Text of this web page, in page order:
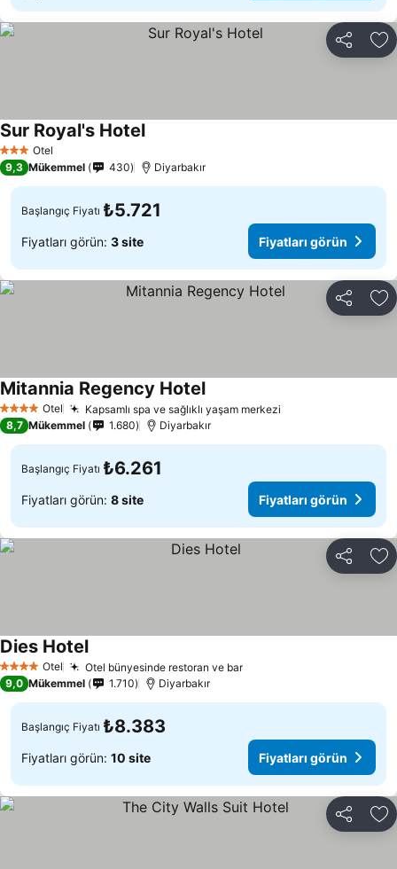
Paylaş
3 YıldızOtel
Sur Royal's HotelFiyatları görün
9,3 Mükemmel 430 Diyarbakır
Başlangıç Fiyatı ₺5.721
Fiyatları görün: 3 site Fiyatları görün
Paylaş
4 Yıldız Otel Kapsamlı spa ve sağlıklı yaşam merkezi
Mitannia Regency HotelFiyatları görün
8,7 Mükemmel 1.680 Diyarbakır
Başlangıç Fiyatı ₺6.261
Fiyatları görün: 8 site Fiyatları görün
Paylaş
4 Yıldız Otel Otel bünyesinde restoran ve barFiyatları görün
Dies HotelFiyatları görün
9,0 Mükemmel 1.710 Diyarbakır
Başlangıç Fiyatı ₺8.383
Fiyatları görün: 10 site Fiyatları görün
Paylaş